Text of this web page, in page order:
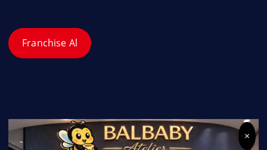
Franchise Al
×